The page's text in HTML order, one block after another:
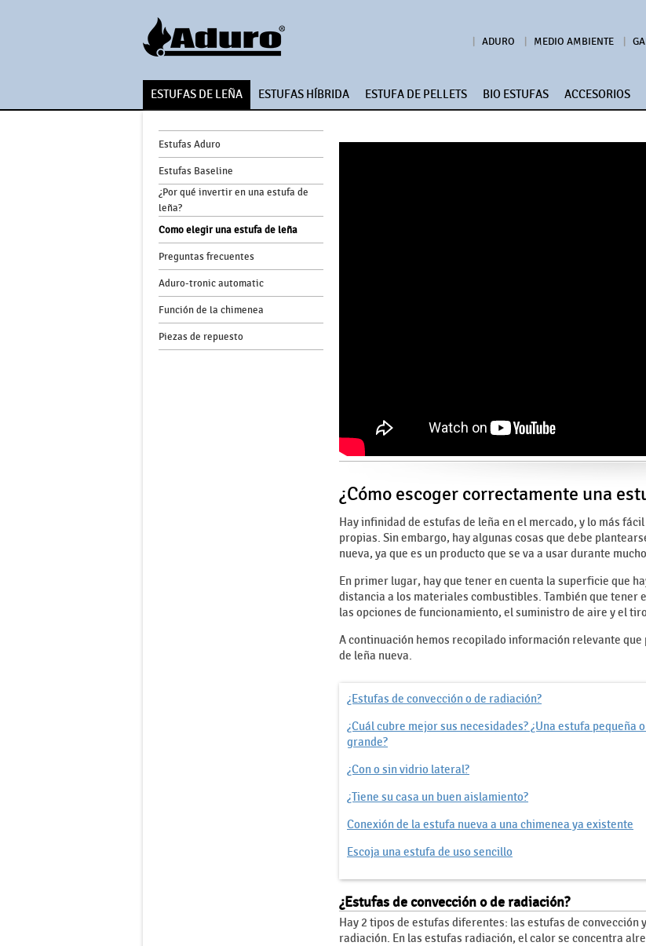
ADURO MEDIO AMBIENTE
ESTUFAS DE LEÑA ESTUFAS HÍBRIDA ESTUFA DE PELLETS BIO ESTUFAS
ACCESORIOS
Estufas Aduro
Estufas Baseline
¿Por qué invertir en una estufa de
leña?
Como elegir una estufa de leña
Preguntas frecuentes
Aduro-tronic automatic
Función de la chimenea
Piezas de repuesto
¿Cómo escoger correctamente una
Hay infinidad de estufas de leña en el mercado, y lo más
propias. Sin embargo, hay algunas cosas que debe
nueva, ya que es un producto que se va a usar durante
En primer lugar, hay que tener en cuenta la superficie que
distancia a los materiales combustibles. También que tener
las opciones de funcionamiento, el suministro de aire y el
A continuación hemos recopilado información relevante
de leña nueva.
¿Estufas de convección o de radiación?
¿Cuál cubre mejor sus necesidades? ¿Una estufa pequeña
grande?
¿Con o sin vidrio lateral?
¿Tiene su casa un buen aislamiento?
Conexión de la estufa nueva a una chimenea ya existente
Escoja una estufa de uso sencillo
¿Estufas de convección o de radiación?
Hay 2 tipos de estufas diferentes: las estufas de convección
radiación. En las estufas radiación, el calor se concentra